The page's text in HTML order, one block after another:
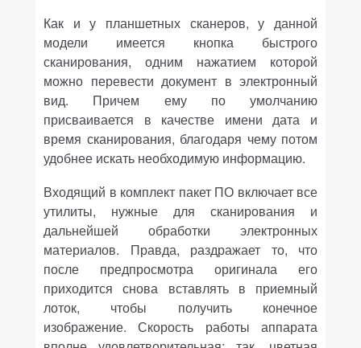
Как и у планшетных сканеров, у данной
модели имеется кнопка быстрого
сканирования, одним нажатием которой
можно перевести документ в электронный
вид. Причем ему по умолчанию
присваивается в качестве имени дата и
время сканирования, благодаря чему потом
удобнее искать необходимую информацию.
Входящий в комплект пакет ПО включает все
утилиты, нужные для сканирования и
дальнейшей обработки электронных
материалов. Правда, раздражает то, что
после предпросмотра оригинала его
приходится снова вставлять в приемный
лоток, чтобы получить конечное
изображение. Скорость работы аппарата